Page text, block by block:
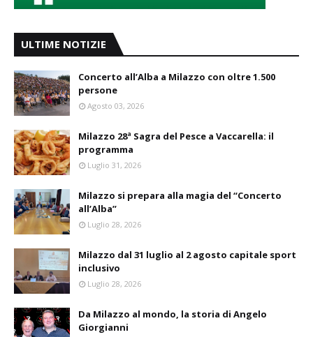
ULTIME NOTIZIE
Concerto all’Alba a Milazzo con oltre 1.500
persone
Agosto 03, 2026
Milazzo 28ª Sagra del Pesce a Vaccarella: il
programma
Luglio 31, 2026
Milazzo si prepara alla magia del “Concerto
all’Alba”
Luglio 28, 2026
Milazzo dal 31 luglio al 2 agosto capitale sport
inclusivo
Luglio 28, 2026
Da Milazzo al mondo, la storia di Angelo
Giorgianni